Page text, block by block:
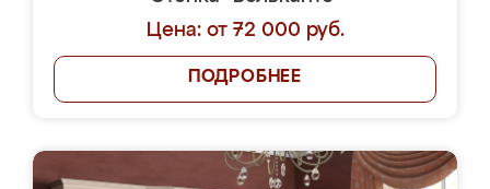
Цена: от 72 000 руб.
ПОДРОБНЕЕ